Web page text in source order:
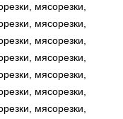
мясорезки,
мясорезки,
мясорезки,
мясорезки,
мясорезки,
мясорезки,
мясорезки,